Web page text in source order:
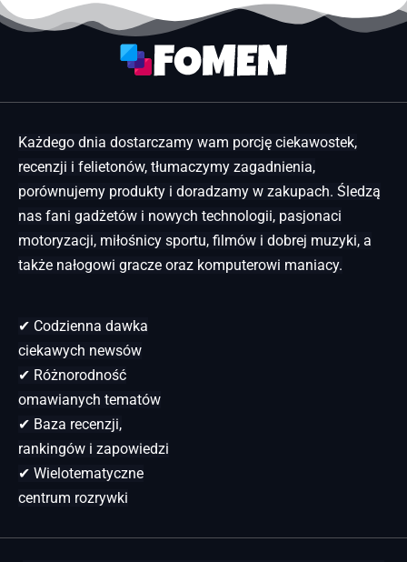
Każdego dnia dostarczamy wam porcję ciekawostek,
recenzji i felietonów, tłumaczymy zagadnienia,
porównujemy produkty i doradzamy w zakupach. Śledzą
nas fani gadżetów i nowych technologii, pasjonaci
motoryzacji, miłośnicy sportu, filmów i dobrej muzyki, a
także nałogowi gracze oraz komputerowi maniacy.
✔ Codzienna dawka
ciekawych newsów
✔ Różnorodność
omawianych tematów
✔ Baza recenzji,
rankingów i zapowiedzi
✔ Wielotematyczne
centrum rozrywki